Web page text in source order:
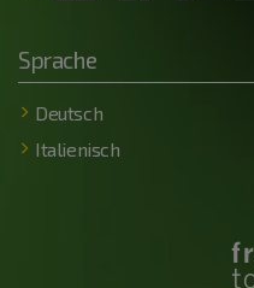
Sprache
Deutsch
Italienisch